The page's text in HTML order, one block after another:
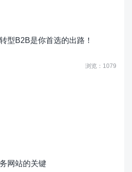
型B2B是你首选的出路！
浏览：1079
网站的关键